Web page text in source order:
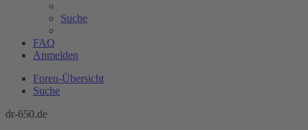
Suche
FAQ
Anmelden
Foren-Übersicht
Suche
dr-650.de